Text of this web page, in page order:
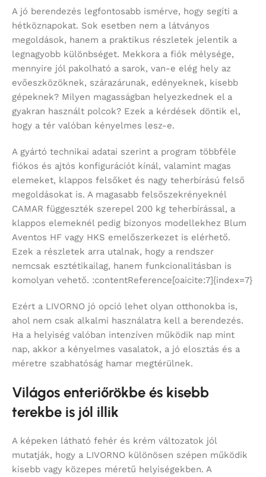
A jó berendezés legfontosabb ismérve, hogy segíti a
hétköznapokat. Sok esetben nem a látványos
megoldások, hanem a praktikus részletek jelentik a
legnagyobb különbséget. Mekkora a fiók mélysége,
mennyire jól pakolható a sarok, van-e elég hely az
evőeszközöknek, szárazárunak, edényeknek, kisebb
gépeknek? Milyen magasságban helyezkednek el a
gyakran használt polcok? Ezek a kérdések döntik el,
hogy a tér valóban kényelmes lesz-e.
A gyártó technikai adatai szerint a program többféle
fiókos és ajtós konfigurációt kínál, valamint magas
elemeket, klappos felsőket és nagy teherbírású felső
megoldásokat is. A magasabb felsőszekrényeknél
CAMAR függeszték szerepel 200 kg teherbírással, a
klappos elemeknél pedig bizonyos modellekhez Blum
Aventos HF vagy HKS emelőszerkezet is elérhető.
Ezek a részletek arra utalnak, hogy a rendszer
nemcsak esztétikailag, hanem funkcionalitásban is
komolyan vehető. :contentReference[oaicite:7]{index=7}
Ezért a LIVORNO jó opció lehet olyan otthonokba is,
ahol nem csak alkalmi használatra kell a berendezés.
Ha a helyiség valóban intenzíven működik nap mint
nap, akkor a kényelmes vasalatok, a jó elosztás és a
méretre szabhatóság hamar megtérülnek.
Világos enteriőrökbe és kisebb
terekbe is jól illik
A képeken látható fehér és krém változatok jól
mutatják, hogy a LIVORNO különösen szépen működik
kisebb vagy közepes méretű helyiségekben. A